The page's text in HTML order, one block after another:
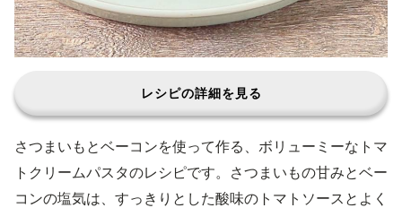
レシピの詳細を見る
さつまいもとベーコンを使って作る、ボリューミーなトマ
トクリームパスタのレシピです。さつまいもの甘みとベー
コンの塩気は、すっきりとした酸味のトマトソースとよく